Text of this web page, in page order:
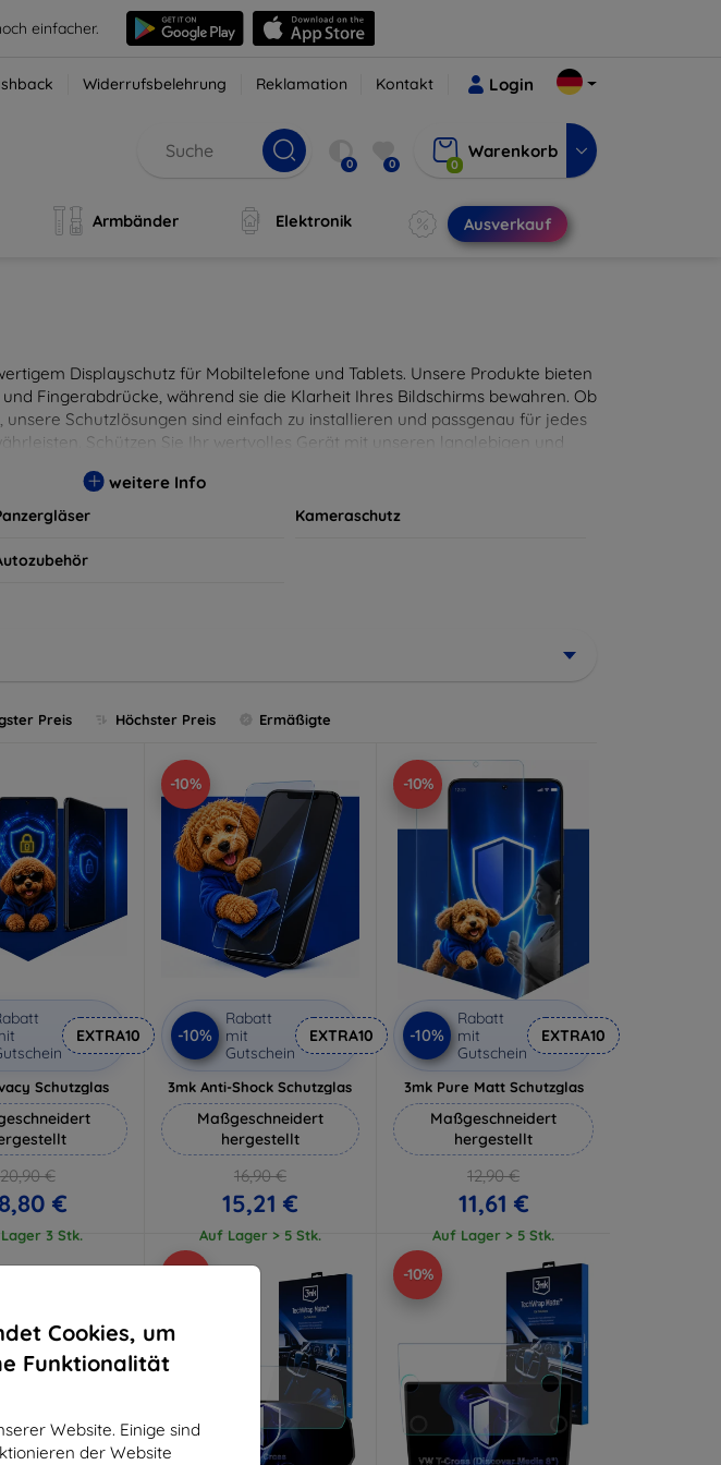
einfacher.
Cookies, um
Funktionalität
Website. Einige sind
der Website
Widerrufsbelehrung Reklamation Kontakt Login
0 0 0
Warenkorb
Armbänder Elektronik Ausverkauf
Displayschutz für Mobiltelefone und Tablets. Unsere Produkte bieten
Fingerabdrücke, während sie die Klarheit Ihres Bildschirms bewahren. Ob
Schutzlösungen sind einfach zu installieren und passgenau für jedes
Schützen Sie Ihr wertvolles Gerät mit unseren langlebigen und
weitere Info
Kameraschutz
Preis Höchster Preis Ermäßigte
EXTRA10
Schutzglas
20,90 €
€
3 Stk.
-10%
-10%
Rabatt
mit
Gutschein
EXTRA10
3mk Anti-Shock Schutzglas
Maßgeschneidert
hergestellt
16,90 €
15,21 €
Auf Lager > 5 Stk.
-10%
-10%
Rabatt
mit
Gutschein
EXTRA10
3mk Pure Matt Schutzglas
Maßgeschneidert
hergestellt
12,90 €
11,61 €
Auf Lager > 5 Stk.
-10%